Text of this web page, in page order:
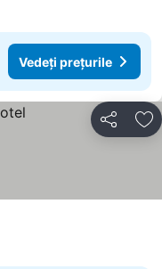
Vedeți prețurile
Distribuiți